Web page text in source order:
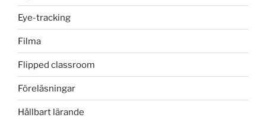
Eye-tracking
Filma
Flipped classroom
Föreläsningar
Hållbart lärande